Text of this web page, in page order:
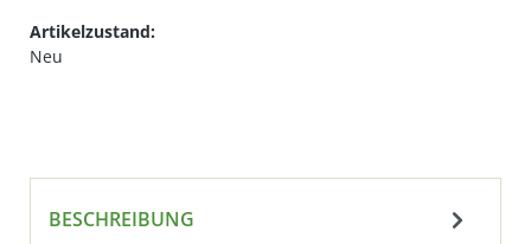
Artikelzustand:
Neu
BESCHREIBUNG